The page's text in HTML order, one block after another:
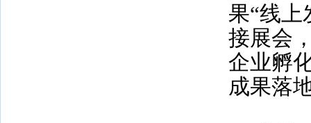
果“线上
接展会
企业孵
成果落